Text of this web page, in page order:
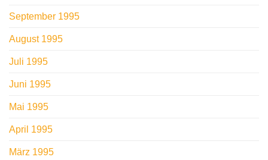
September 1995
August 1995
Juli 1995
Juni 1995
Mai 1995
April 1995
März 1995